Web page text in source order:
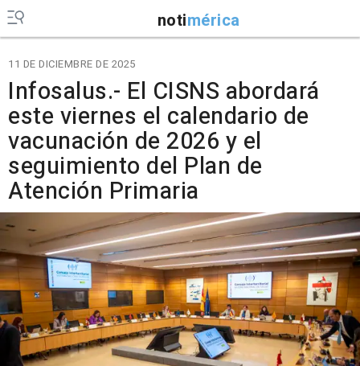
notimérica
11 DE DICIEMBRE DE 2025
Infosalus.- El CISNS abordará
este viernes el calendario de
vacunación de 2026 y el
seguimiento del Plan de
Atención Primaria